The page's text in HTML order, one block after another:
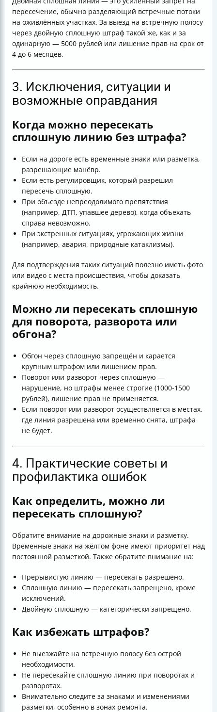
пересечение, обычно разделяющий встречные потоки
на оживлённых участках. За выезд на встречную полосу
через двойную сплошную штраф такой же, как и за
одинарную — 5000 рублей или лишение прав на срок от
4 до 6 месяцев.
3. Исключения, ситуации и
возможные оправдания
Когда можно пересекать
сплошную линию без штрафа?
Если на дороге есть временные знаки или разметка,
разрешающие манёвр.
Если есть регулировщик, который разрешил
пересечь сплошную.
При объезде непреодолимого препятствия
(например, ДТП, упавшее дерево), когда объехать
справа невозможно.
При экстренных ситуациях, угрожающих жизни
(например, авария, природные катаклизмы).
Для подтверждения таких ситуаций полезно иметь фото
или видео с места происшествия, чтобы доказать
крайнюю необходимость.
Можно ли пересекать сплошную
для поворота, разворота или
обгона?
Обгон через сплошную запрещён и карается
крупным штрафом или лишением прав.
Поворот или разворот через сплошную —
нарушение, но штрафы менее строгие (1000-1500
рублей), лишение прав не применяется.
Если поворот или разворот осуществляется в местах,
где линия разрешена или временно снята, штрафа
не будет.
4. Практические советы и
профилактика ошибок
Как определить, можно ли
пересекать сплошную?
Обратите внимание на дорожные знаки и разметку.
Временные знаки на жёлтом фоне имеют приоритет над
постоянной разметкой. Также обратите внимание на:
Прерывистую линию — пересекать разрешено.
Сплошную линию — пересекать запрещено, кроме
исключений.
Двойную сплошную — категорически запрещено.
Как избежать штрафов?
Не выезжайте на встречную полосу без острой
необходимости.
Не пересекайте сплошную линию при поворотах и
разворотах.
Внимательно следите за знаками и изменениями
разметки, особенно в зонах ремонта.